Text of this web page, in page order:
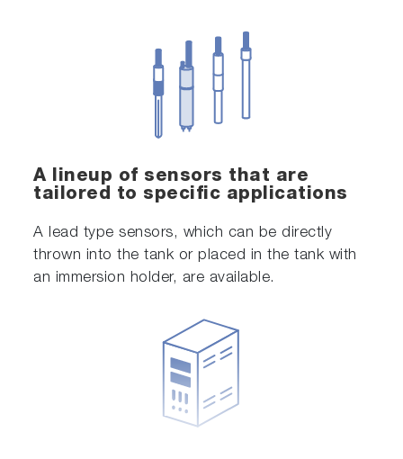
A lineup of sensors that are
tailored to specific applications
A lead type sensors, which can be directly
thrown into the tank or placed in the tank with
an immersion holder, are available.